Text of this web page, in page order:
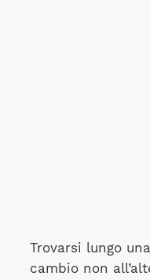
Trovarsi lungo
cambio non